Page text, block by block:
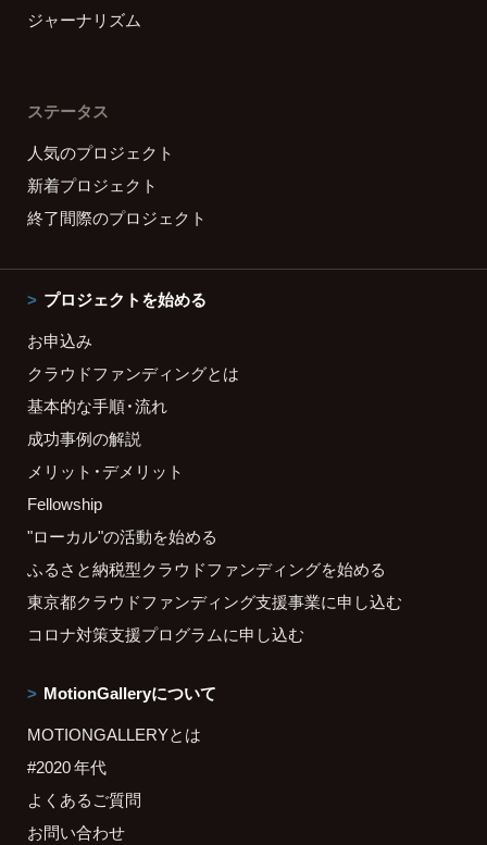
ジャーナリズム
ステータス
人気のプロジェクト
新着プロジェクト
終了間際のプロジェクト
プロジェクトを始める
お申込み
クラウドファンディングとは
基本的な手順・流れ
成功事例の解説
メリット・デメリット
Fellowship
"ローカル"の活動を始める
ふるさと納税型クラウドファンディングを始める
東京都クラウドファンディング支援事業に申し込む
コロナ対策支援プログラムに申し込む
MotionGalleryについて
MOTIONGALLERYとは
#2020 年代
よくあるご質問
お問い合わせ